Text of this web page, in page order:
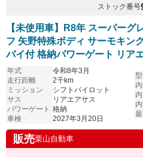
ストック番号
【未使用車】R8年 スーパーグ
フ 矢野特殊ボディ サーモキン
バイ付 格納パワーゲート リア
ルダー/ジョロダー4列 シフトパ
年式
令和8年3月
走行距離
2千km
ミッション
シフトパイロット
サス
リアエアサス
パワーゲート 格納
車検
2027年3月20日
販売栗山自動車